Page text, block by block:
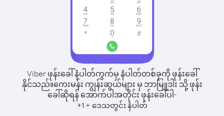
Viber ဖုန်းခေါ်နံပါတ်ကွက်မှ နံပါတ်တစ်ခုကို ဖုန်းခေါ်
နိုင်သည်။ကေးမန်း ကျွန်းဆွယ်များ မှ ဘာမြူဒါး သို့ ဖုန်း
ခေါ်ဆိုရန် အောက်ပါအတိုင်း ဖုန်းခေါ်ပါ-
+1+ ဒေသတွင်း နံပါတ်